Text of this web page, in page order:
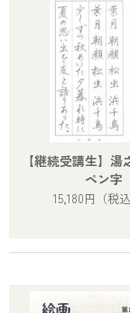
【継続受講生】湯
ペン字
15,180円 （税